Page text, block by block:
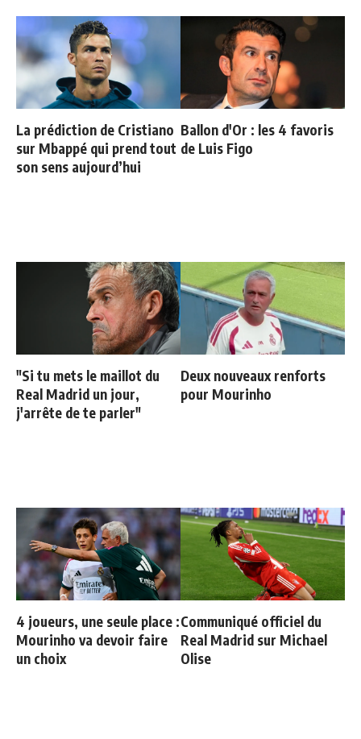
La prédiction de Cristiano
sur Mbappé qui prend tout
son sens aujourd’hui
Ballon d'Or : les 4 favoris
de Luis Figo
"Si tu mets le maillot du
Real Madrid un jour,
j'arrête de te parler"
Deux nouveaux renforts
pour Mourinho
4 joueurs, une seule place :
Mourinho va devoir faire
un choix
Communiqué officiel du
Real Madrid sur Michael
Olise